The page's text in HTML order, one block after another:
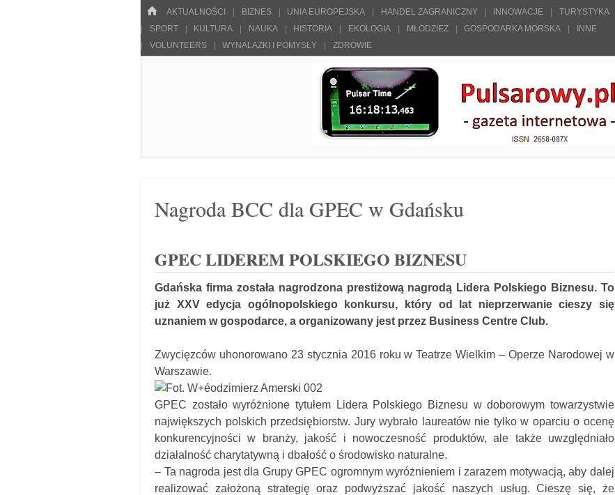
HOME
Menu
SKOCZ DO TREŚCI
AKTUALNOŚCI BIZNES UNIA EUROPEJSKA HANDEL ZAGRANICZNY INNOWACJE
TURYSTYKA
SPORT
KULTURA NAUKA HISTORIA EKOLOGIA MŁODZIEŻ GOSPODARKA MORSKA
INNE
VOLUNTEERS
WYNALAZKI I POMYSŁY ZDROWIE
Nagroda BCC dla GPEC w Gdańsku
GPEC LIDEREM POLSKIEGO BIZNESU
Gdańska firma została nagrodzona prestiżową nagrodą Lidera Polskiego Biznesu. To
już XXV edycja ogólnopolskiego konkursu, który od lat nieprzerwanie cieszy się
uznaniem w gospodarce, a organizowany jest przez Business Centre Club.
Zwycięzców uhonorowano 23 stycznia 2016 roku w Teatrze Wielkim – Operze Narodowej w
Warszawie.
GPEC zostało wyróżnione tytułem Lidera Polskiego Biznesu w doborowym towarzystwie
największych polskich przedsiębiorstw. Jury wybrało laureatów nie tylko w oparciu o ocenę
konkurencyjności w branży, jakość i nowoczesność produktów, ale także uwzględniało
działalność charytatywną i dbałość o środowisko naturalne.
– Ta nagroda jest dla Grupy GPEC ogromnym wyróżnieniem i zarazem motywacją, aby dalej
realizować założoną strategię oraz podwyższać jakość naszych usług. Cieszę się, że